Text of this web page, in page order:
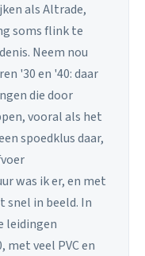
als Altrade,
soms flink te
Neem nou
'30 en '40: daar
die door
vooral als het
spoedklus daar,
was ik er, en met
snel in beeld. In
leidingen
veel PVC en